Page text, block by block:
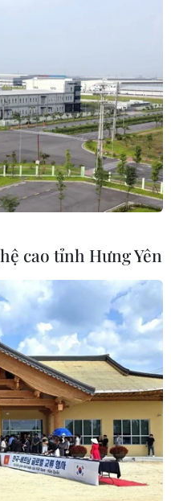
điểm
737
bay
hệ sinh
tự chủ
trọng
phẩm
cao tỉnh Hưng Yên